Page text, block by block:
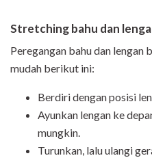
Stretching bahu dan
Peregangan bahu dan lengan
mudah berikut ini:
Berdiri dengan posisi
Ayunkan lengan ke
mungkin.
Turunkan, lalu ulangi